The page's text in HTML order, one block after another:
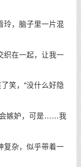
玲，脑子里一片混
在一起，让我一
笑，“没什么好隐
会嫉妒，可是……我
复杂，似乎带着一